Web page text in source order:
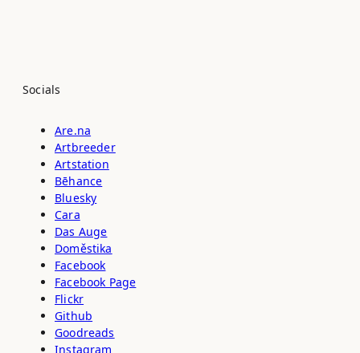
Socials
Are.na
Artbreeder
Artstation
Bēhance
Bluesky
Cara
Das Auge
Doměstika
Facebook
Facebook Page
Flickr
Github
Goodreads
Instagram